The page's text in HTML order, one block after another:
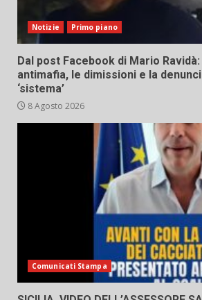
Notizie Primo piano
Dal post Facebook di Mario
antimafia, le dimissioni e la
‘sistema’
8 Agosto 2026
Comunicati Stampa